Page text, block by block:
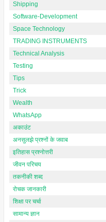
Shipping
Software-Development
Space Technology
TRADING INSTRUMENTS
Technical Analysis
Testing
Tips
Trick
Wealth
WhatsApp
अकाउंट
अनसुलझे प्रश्नों के जवाब
इतिहास प्रश्नोत्तरी
जीवन परिचय
तकनीकी शब्द
रोचक जानकारी
शिक्षा पर चर्चा
सामान्य ज्ञान